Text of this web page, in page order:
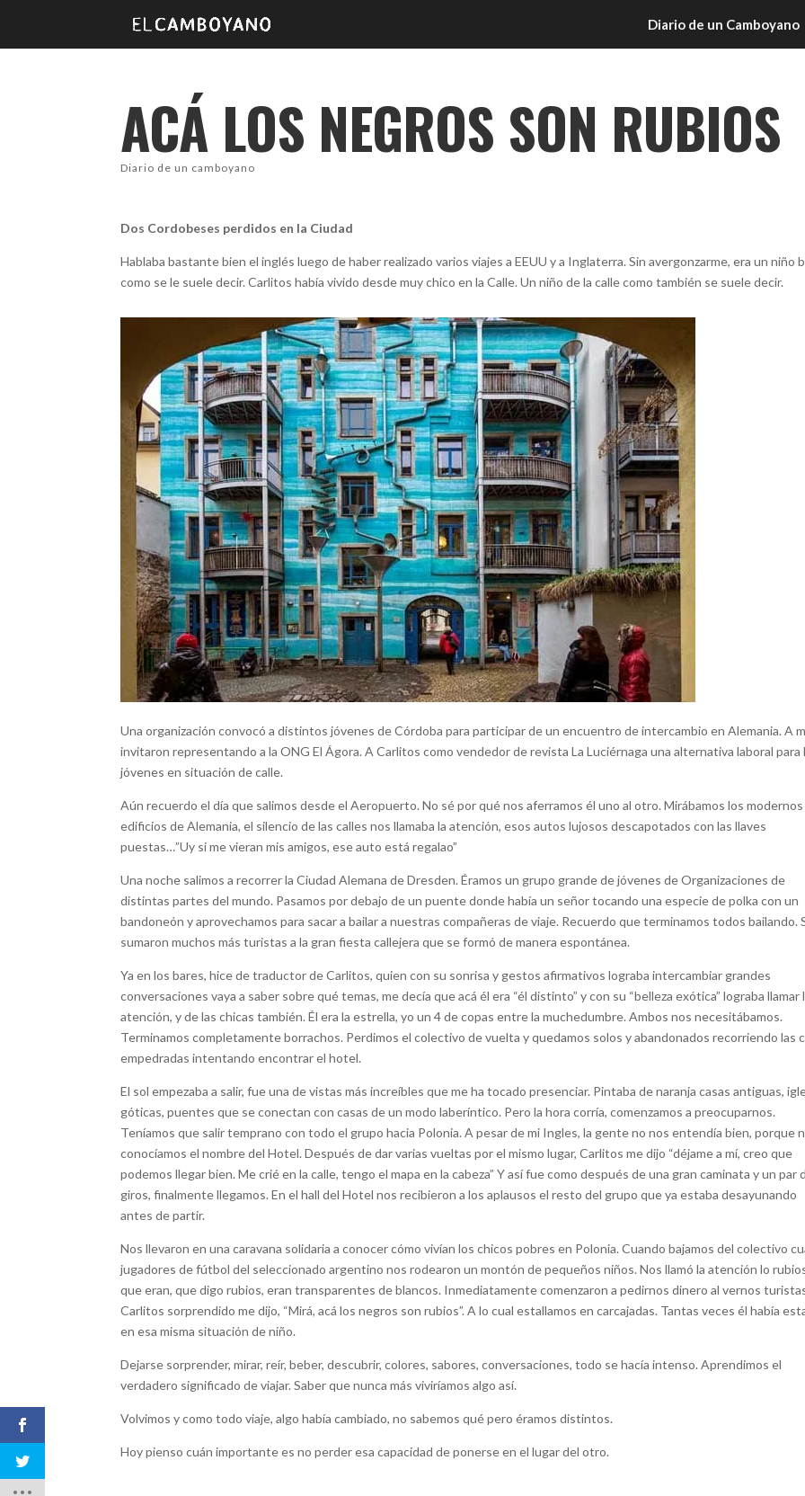
Diario de un Camboyano
ACÁ LOS NEGROS SON RUBIOS
Diario de un camboyano
Dos Cordobeses perdidos en la Ciudad
Hablaba bastante bien el inglés luego de haber realizado varios viajes a EEUU y a Inglaterra. Sin avergonzarme, era un niño
como se le suele decir. Carlitos había vivido desde muy chico en la Calle. Un niño de la calle como también se suele decir.
facebook Twitter
Una organización convocó a distintos jóvenes de Córdoba para participar de un encuentro de intercambio en Alemania. A
invitaron representando a la ONG El Ágora. A Carlitos como vendedor de revista La Luciérnaga una alternativa laboral para
jóvenes en situación de calle.
Aún recuerdo el día que salimos desde el Aeropuerto. No sé por qué nos aferramos él uno al otro. Mirábamos los modernos
edificios de Alemania, el silencio de las calles nos llamaba la atención, esos autos lujosos descapotados con las llaves
puestas…”Uy si me vieran mis amigos, ese auto está regalao”
Una noche salimos a recorrer la Ciudad Alemana de Dresden. Éramos un grupo grande de jóvenes de Organizaciones de
distintas partes del mundo. Pasamos por debajo de un puente donde había un señor tocando una especie de polka con un
bandoneón y aprovechamos para sacar a bailar a nuestras compañeras de viaje. Recuerdo que terminamos todos bailando.
sumaron muchos más turistas a la gran fiesta callejera que se formó de manera espontánea.
Ya en los bares, hice de traductor de Carlitos, quien con su sonrisa y gestos afirmativos lograba intercambiar grandes
conversaciones vaya a saber sobre qué temas, me decía que acá él era “él distinto” y con su “belleza exótica” lograba llamar
atención, y de las chicas también. Él era la estrella, yo un 4 de copas entre la muchedumbre. Ambos nos necesitábamos.
Terminamos completamente borrachos. Perdimos el colectivo de vuelta y quedamos solos y abandonados recorriendo las
empedradas intentando encontrar el hotel.
El sol empezaba a salir, fue una de vistas más increíbles que me ha tocado presenciar. Pintaba de naranja casas antiguas,
góticas, puentes que se conectan con casas de un modo laberíntico. Pero la hora corría, comenzamos a preocuparnos.
Teníamos que salir temprano con todo el grupo hacia Polonia. A pesar de mi Ingles, la gente no nos entendía bien, porque
conocíamos el nombre del Hotel. Después de dar varias vueltas por el mismo lugar, Carlitos me dijo “déjame a mí, creo que
podemos llegar bien. Me crié en la calle, tengo el mapa en la cabeza” Y así fue como después de una gran caminata y un par
giros, finalmente llegamos. En el hall del Hotel nos recibieron a los aplausos el resto del grupo que ya estaba desayunando
antes de partir.
Nos llevaron en una caravana solidaria a conocer cómo vivían los chicos pobres en Polonia. Cuando bajamos del colectivo
jugadores de fútbol del seleccionado argentino nos rodearon un montón de pequeños niños. Nos llamó la atención lo
que eran, que digo rubios, eran transparentes de blancos. Inmediatamente comenzaron a pedirnos dinero al vernos
Carlitos sorprendido me dijo, “Mirá, acá los negros son rubios”. A lo cual estallamos en carcajadas. Tantas veces él había
en esa misma situación de niño.
Dejarse sorprender, mirar, reír, beber, descubrir, colores, sabores, conversaciones, todo se hacía intenso. Aprendimos el
verdadero significado de viajar. Saber que nunca más viviríamos algo así.
Volvimos y como todo viaje, algo había cambiado, no sabemos qué pero éramos distintos.
Hoy pienso cuán importante es no perder esa capacidad de ponerse en el lugar del otro.